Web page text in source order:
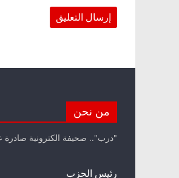
من نحن
"درب".. صحيفة الكترونية
رئيس الحزب